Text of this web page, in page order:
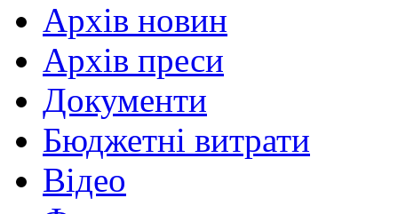
Архів новин
Архів преси
Документи
Бюджетні витрати
Відео